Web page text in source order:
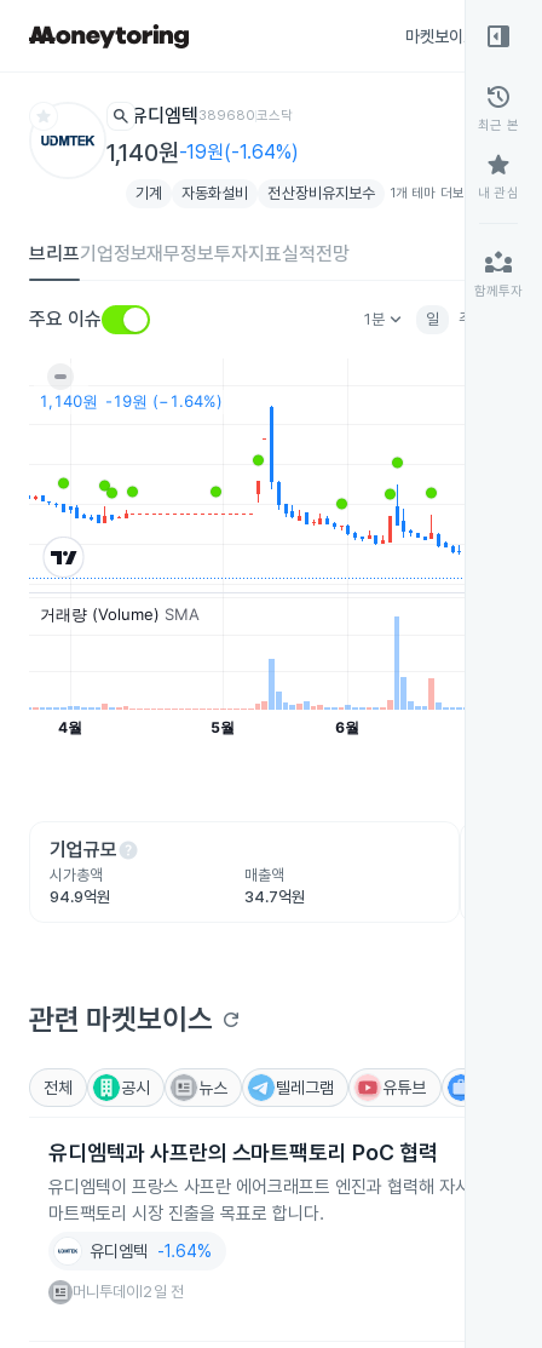
마켓보이스
star search 유디엠텍389680코스닥
1,140원-19원(-1.64%)
기계 자동화설비 전산장비유지보수 1개 테마 더보기 add
브리프기업정보재무정보투자지표실적전망
주요 이슈 1분keyboard_arrow_down 일 주
기업규모help
시가총액
94.9억원
매출액
34.7억원
관련 마켓보이스 refresh
전체 공시 뉴스 텔레그램 유튜브
유디엠텍과 사프란의 스마트팩토리 PoC 협력
유디엠텍이 프랑스 사프란 에어크래프트 엔진과 협력해 자사 진단
마트팩토리 시장 진출을 목표로 합니다.
유디엠텍 -1.64%
머니투데이 2일 전
right_panel_open
history
최근 본
star
내 관심
partner_exchange
함께투자